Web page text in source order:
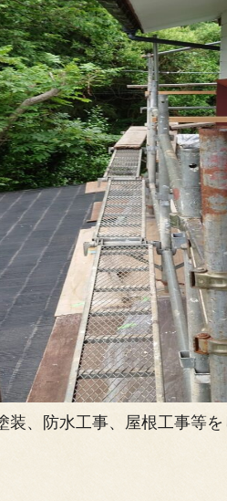
装、防水工事、屋根工事等